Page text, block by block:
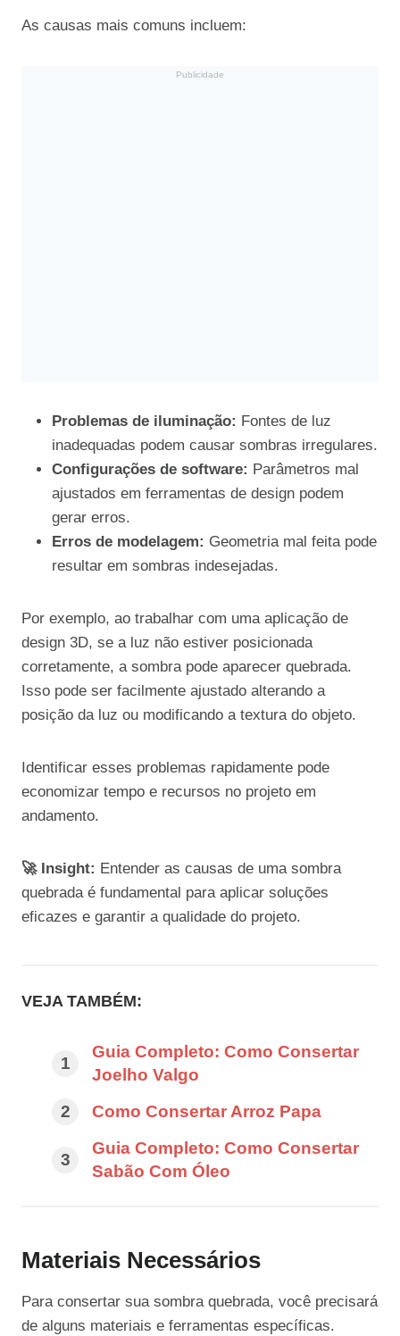
As causas mais comuns incluem:
Publicidade
Problemas de iluminação: Fontes de luz
inadequadas podem causar sombras irregulares.
Configurações de software: Parâmetros mal
ajustados em ferramentas de design podem
gerar erros.
Erros de modelagem: Geometria mal feita pode
resultar em sombras indesejadas.
Por exemplo, ao trabalhar com uma aplicação de
design 3D, se a luz não estiver posicionada
corretamente, a sombra pode aparecer quebrada.
Isso pode ser facilmente ajustado alterando a
posição da luz ou modificando a textura do objeto.
Identificar esses problemas rapidamente pode
economizar tempo e recursos no projeto em
andamento.
🚀 Insight: Entender as causas de uma sombra
quebrada é fundamental para aplicar soluções
eficazes e garantir a qualidade do projeto.
VEJA TAMBÉM:
Guia Completo: Como Consertar
Joelho Valgo
Como Consertar Arroz Papa
Guia Completo: Como Consertar
Sabão Com Óleo
Materiais Necessários
Para consertar sua sombra quebrada, você precisará
de alguns materiais e ferramentas específicas.